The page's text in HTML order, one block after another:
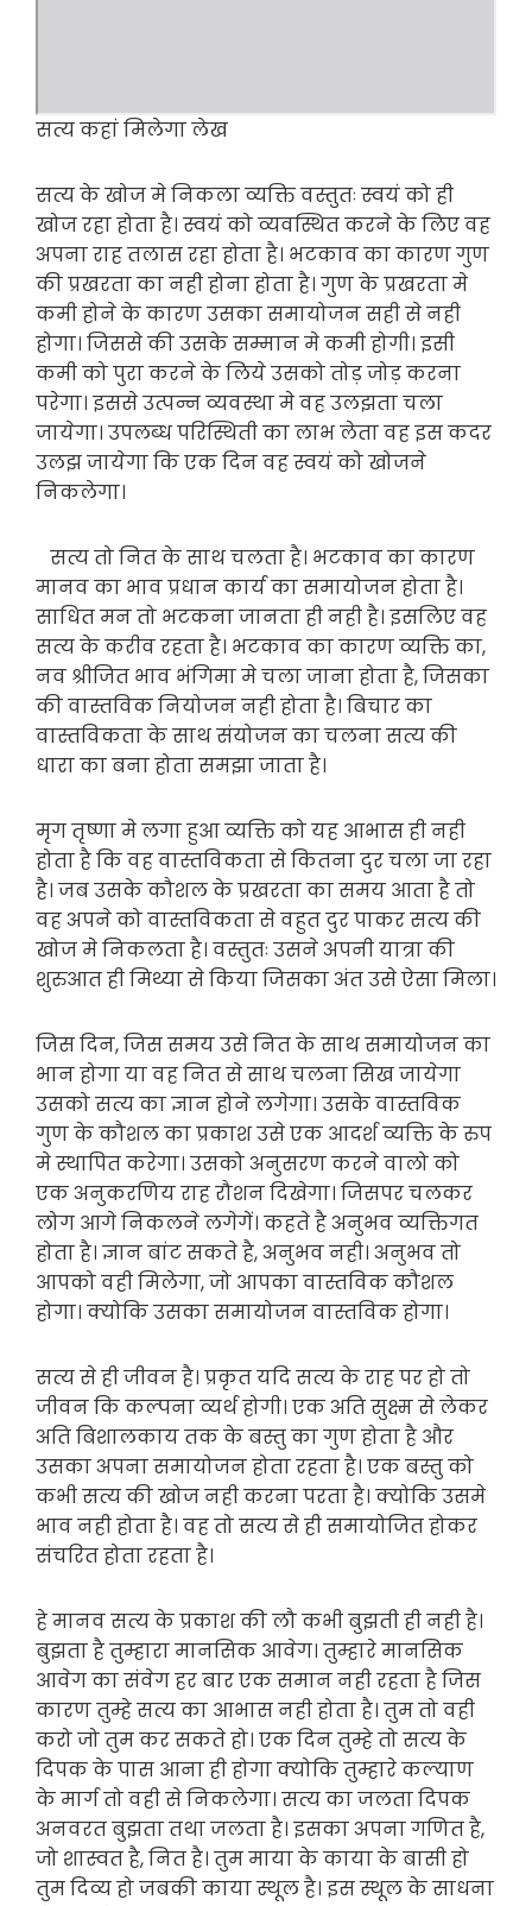
सत्य कहां मिलेगा लेख
सत्य के खोज मे निकला व्यक्ति वस्तुतः स्वयं को ही
खोज रहा होता है। स्वयं को व्यवस्थित करने के लिए वह
अपना राह तलास रहा होता है। भटकाव का कारण गुण
की प्रखरता का नही होना होता है। गुण के प्रखरता मे
कमी होने के कारण उसका समायोजन सही से नही
होगा। जिससे की उसके सम्मान मे कमी होगी। इसी
कमी को पुरा करने के लिये उसको तोड़ जोड़ करना
परेगा। इससे उत्पन्न व्यवस्था मे वह उलझता चला
जायेगा। उपलब्ध परिस्थिती का लाभ लेता वह इस कदर
उलझ जायेगा कि एक दिन वह स्वयं को खोजने
निकलेगा।
सत्य तो नित के साथ चलता है। भटकाव का कारण
मानव का भाव प्रधान कार्य का समायोजन होता है।
साधित मन तो भटकना जानता ही नही है। इसलिए वह
सत्य के करीव रहता है। भटकाव का कारण व्यक्ति का,
नव श्रीजित भाव भंगिमा मे चला जाना होता है, जिसका
की वास्तविक नियोजन नही होता है। बिचार का
वास्तविकता के साथ संयोजन का चलना सत्य की
धारा का बना होता समझा जाता है।
मृग तृष्णा मे लगा हुआ व्यक्ति को यह आभास ही नही
होता है कि वह वास्तविकता से कितना दुर चला जा रहा
है। जब उसके कौशल के प्रखरता का समय आता है तो
वह अपने को वास्तविकता से वहुत दुर पाकर सत्य की
खोज मे निकलता है। वस्तुतः उसने अपनी यात्रा की
शुरुआत ही मिथ्या से किया जिसका अंत उसे ऐसा मिला।
जिस दिन, जिस समय उसे नित के साथ समायोजन का
भान होगा या वह नित से साथ चलना सिख जायेगा
उसको सत्य का ज्ञान होने लगेगा। उसके वास्तविक
गुण के कौशल का प्रकाश उसे एक आदर्श व्यक्ति के रुप
मे स्थापित करेगा। उसको अनुसरण करने वालो को
एक अनुकरणिय राह रौशन दिखेगा। जिसपर चलकर
लोग आगे निकलने लगेगें। कहते है अनुभव व्यक्तिगत
होता है। ज्ञान बांट सकते है, अनुभव नही। अनुभव तो
आपको वही मिलेगा, जो आपका वास्तविक कौशल
होगा। क्योकि उसका समायोजन वास्तविक होगा।
सत्य से ही जीवन है। प्रकृत यदि सत्य के राह पर हो तो
जीवन कि कल्पना व्यर्थ होगी। एक अति सुक्ष्म से लेकर
अति बिशालकाय तक के बस्तु का गुण होता है और
उसका अपना समायोजन होता रहता है। एक बस्तु को
कभी सत्य की खोज नही करना परता है। क्योकि उसमे
भाव नही होता है। वह तो सत्य से ही समायोजित होकर
संचरित होता रहता है।
हे मानव सत्य के प्रकाश की लौ कभी बुझती ही नही है।
बुझता है तुम्हारा मानसिक आवेग। तुम्हारे मानसिक
आवेग का संवेग हर बार एक समान नही रहता है जिस
कारण तुम्हे सत्य का आभास नही होता है। तुम तो वही
करो जो तुम कर सकते हो। एक दिन तुम्हे तो सत्य के
दिपक के पास आना ही होगा क्योकि तुम्हारे कल्याण
के मार्ग तो वही से निकलेगा। सत्य का जलता दिपक
अनवरत बुझता तथा जलता है। इसका अपना गणित है,
जो शास्वत है, नित है। तुम माया के काया के बासी हो
तुम दिव्य हो जबकी काया स्थूल है। इस स्थूल के साधना